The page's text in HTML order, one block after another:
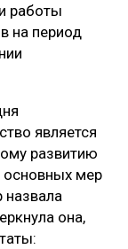
работы
на период
является
развитию
основных мер
назвала
она,